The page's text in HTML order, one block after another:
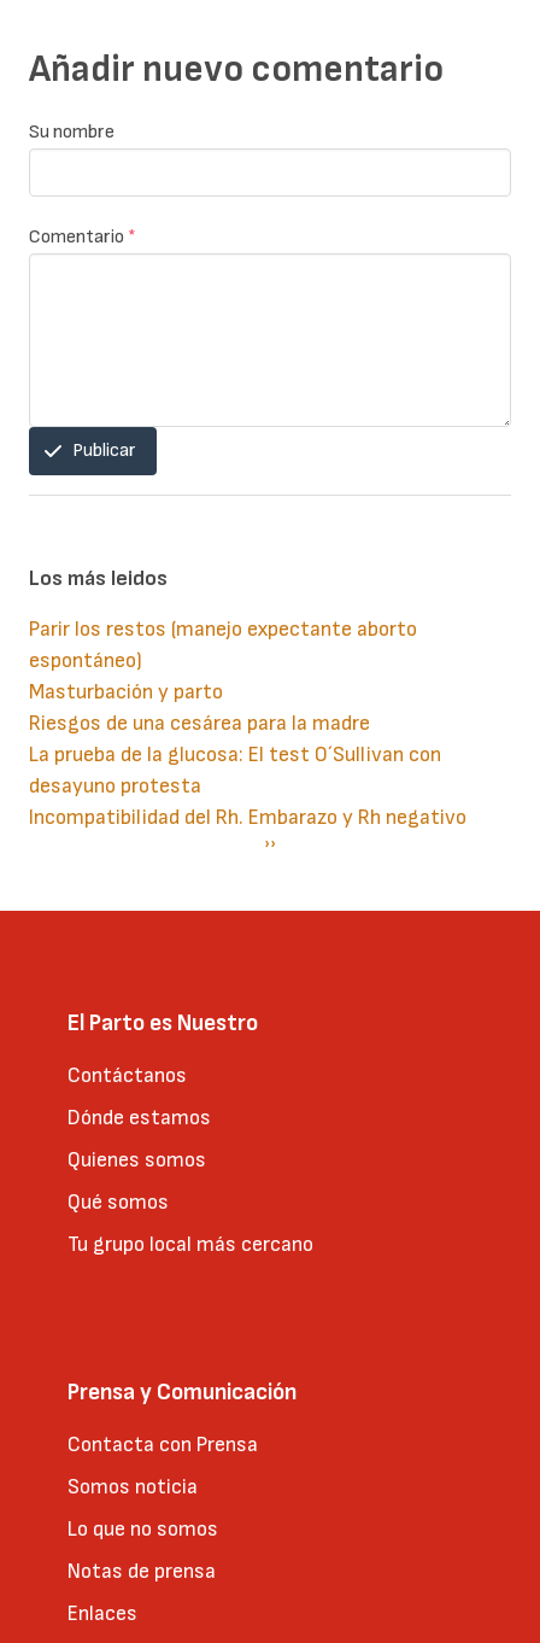
Añadir nuevo comentario
Su nombre
Comentario *
Publicar
Los más leidos
Parir los restos (manejo expectante aborto
espontáneo)
Masturbación y parto
Riesgos de una cesárea para la madre
La prueba de la glucosa: El test O´Sullivan con
desayuno protesta
Incompatibilidad del Rh. Embarazo y Rh negativo
Siguiente
››
El Parto es Nuestro
Contáctanos
Dónde estamos
Quienes somos
Qué somos
Tu grupo local más cercano
Prensa y Comunicación
Contacta con Prensa
Somos noticia
Lo que no somos
Notas de prensa
Enlaces